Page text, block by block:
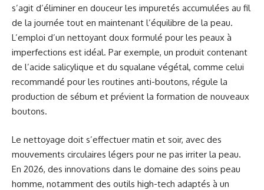
s’agit d’éliminer en douceur les impuretés accumulées au fil
de la journée tout en maintenant l’équilibre de la peau.
L’emploi d’un nettoyant doux formulé pour les peaux à
imperfections est idéal. Par exemple, un produit contenant
de l’acide salicylique et du squalane végétal, comme celui
recommandé pour les routines anti-boutons, régule la
production de sébum et prévient la formation de nouveaux
boutons.
Le nettoyage doit s’effectuer matin et soir, avec des
mouvements circulaires légers pour ne pas irriter la peau.
En 2026, des innovations dans le domaine des soins peau
homme, notamment des outils high-tech adaptés à un